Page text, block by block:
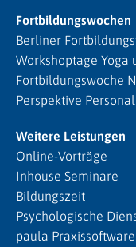
Fortbildungswochen
Berliner
Workshoptage Yoga
Fortbildungswoche
Perspektive
Weitere Leistungen
Online-Vorträge
Inhouse Seminare
Bildungszeit
Psychologische
paula